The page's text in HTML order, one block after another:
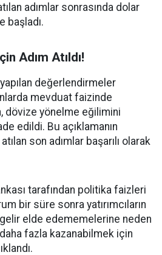
adımlar sonrasında dolar
başladı.
Adım Atıldı!
değerlendirmeler
mevduat faizinde
dövize yönelme eğilimini
edildi. Bu açıklamanın
atılan son adımlar başarılı olarak
tarafından politika faizleri
bir süre sonra yatırımcıların
elde edememelerine neden
fazla kazanabilmek için